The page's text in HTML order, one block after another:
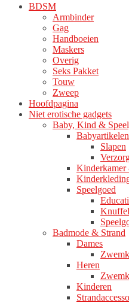
BDSM
Armbinder
Gag
Handboeien
Maskers
Overig
Seks Pakket
Touw
Zweep
Hoofdpagina
Niet erotische gadgets
Baby, Kind &
Babyartikelen
Slapen
Kinderkamer
Speelgoed
Badmode & Strand
Dames
Heren
Kinderen